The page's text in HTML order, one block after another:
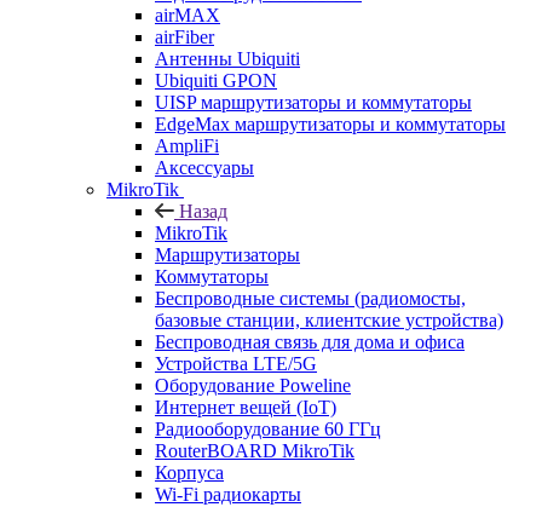
airMAX
airFiber
Антенны Ubiquiti
Ubiquiti GPON
UISP маршрутизаторы и коммутаторы
EdgeMax маршрутизаторы и коммутаторы
AmpliFi
Аксессуары
MikroTik
Назад
MikroTik
Маршрутизаторы
Коммутаторы
Беспроводные системы (радиомосты,
базовые станции, клиентские устройства)
Беспроводная связь для дома и офиса
Устройства LTE/5G
Оборудование Poweline
Интернет вещей (IoT)
Радиооборудование 60 ГГц
RouterBOARD MikroTik
Корпуса
Wi-Fi радиокарты